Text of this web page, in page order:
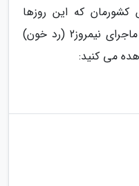
که این روزها
بازی خوبش را در فیلم سینمایی ماجرای نیمروز2 (رد خون)
می کنید: